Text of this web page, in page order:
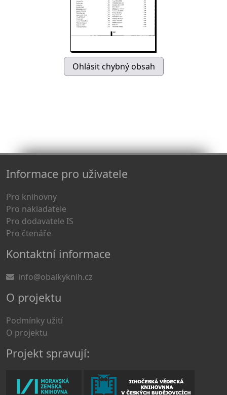
Informace pro uživatele
Pro knihovny
Pro nakladatele
Pro dodavatele IS
Pro čtenáře
Kontaktní informace
info@obalkyknih.cz
O projektu
Podmínky užití
O projektu
Projekt spravují: